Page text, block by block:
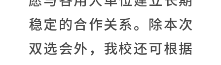
稳定的合作关系。除本次
双选会外，我校还可根据